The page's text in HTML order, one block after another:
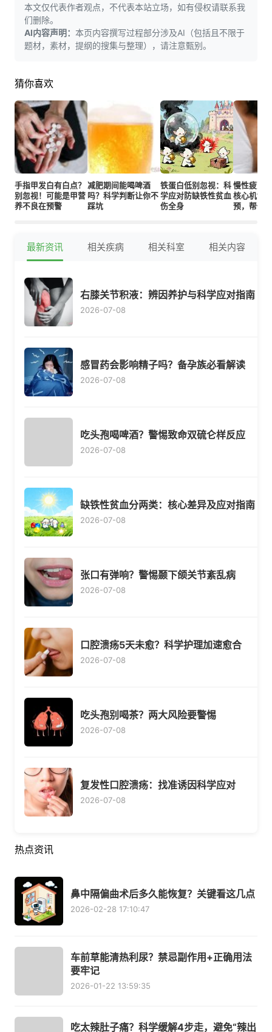
本文仅代表作者观点，不代表本站立场，如有侵权请联系我
们删除。
AI内容声明： 本页内容撰写过程部分涉及AI（包括且不限于
题材，素材，提纲的搜集与整理），请注意甄别。
猜你喜欢
手指甲发白有白点？
别忽视！可能是甲营
养不良在预警
减肥期间能喝啤酒
吗？科学判断让你不
踩坑
铁蛋白低别忽视：科
学应对防缺铁性贫血
伤全身
慢性疲劳
核心机制
预，帮你
最新资讯 相关疾病 相关科室 相关内容
右膝关节积液：辨因养护与科学应对指南
2026-07-08
感冒药会影响精子吗？备孕族必看解读
2026-07-08
吃头孢喝啤酒？警惕致命双硫仑样反应
2026-07-08
缺铁性贫血分两类：核心差异及应对指南
2026-07-08
张口有弹响？警惕颞下颌关节紊乱病
2026-07-08
口腔溃疡5天未愈？科学护理加速愈合
2026-07-08
吃头孢别喝茶？两大风险要警惕
2026-07-08
复发性口腔溃疡：找准诱因科学应对
2026-07-08
热点资讯
鼻中隔偏曲术后多久能恢复？关键看这几点
2026-02-28 17:10:47
车前草能清热利尿？禁忌副作用+正确用法
要牢记
2026-01-22 13:59:35
吃太辣肚子痛？科学缓解4步走，避免“辣出